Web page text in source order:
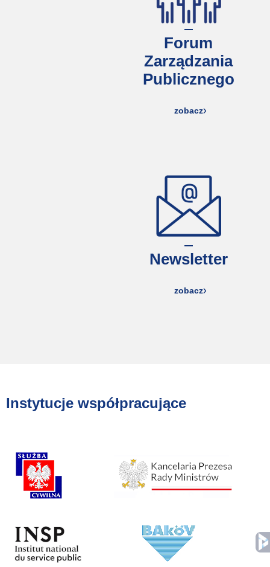
Forum
Zarządzania
Publicznego
zobacz
Newsletter
zobacz
Instytucje współpracujące